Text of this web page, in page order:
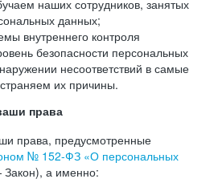
наших сотрудников, занятых
данных;
внутреннего контроля
безопасности персональных
несоответствий в самые
их причины.
права
права, предусмотренные
№ 152-ФЗ «О персональных
а именно: